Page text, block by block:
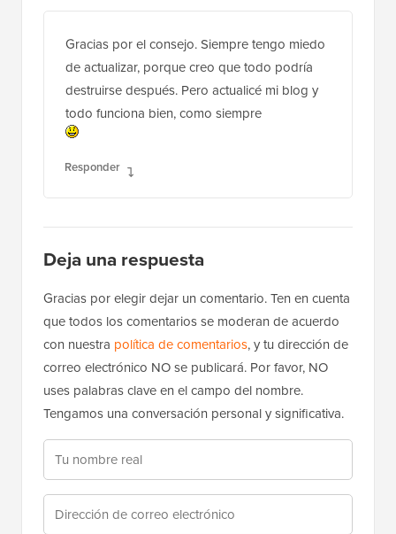
Gracias por el consejo. Siempre tengo miedo
de actualizar, porque creo que todo podría
destruirse después. Pero actualicé mi blog y
todo funciona bien, como siempre
Responder
Deja una respuesta
Gracias por elegir dejar un comentario. Ten en cuenta
que todos los comentarios se moderan de acuerdo
con nuestra política de comentarios, y tu dirección de
correo electrónico NO se publicará. Por favor, NO
uses palabras clave en el campo del nombre.
Tengamos una conversación personal y significativa.